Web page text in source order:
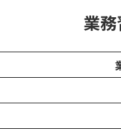
業